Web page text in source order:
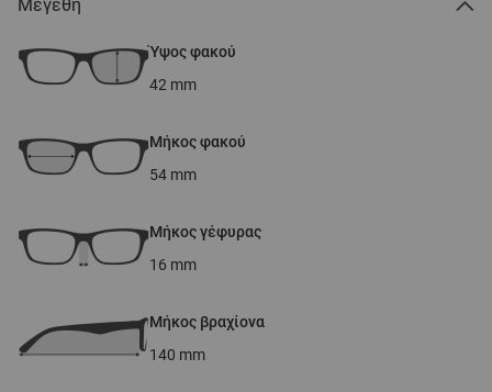
Μεγέθη
Ύψος φακού
42 mm
Μήκος φακού
54 mm
Μήκος γέφυρας
16 mm
Μήκος βραχίονα
140 mm